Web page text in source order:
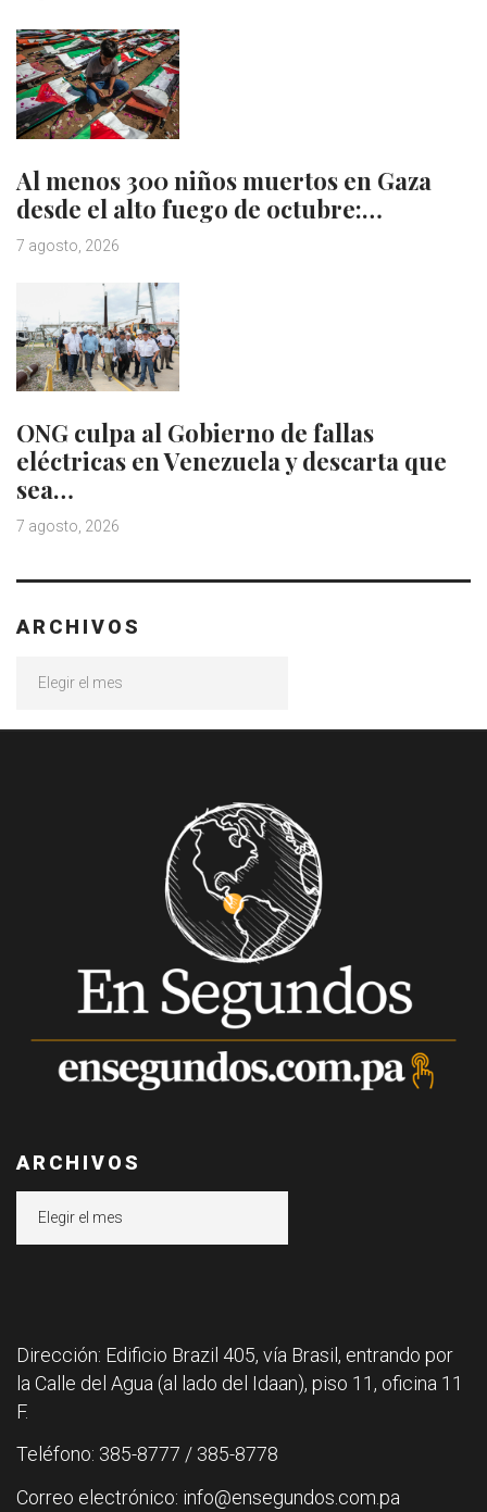
Al menos 300 niños muertos en Gaza
desde el alto fuego de octubre:…
7 agosto, 2026
ONG culpa al Gobierno de fallas
eléctricas en Venezuela y descarta que
sea…
7 agosto, 2026
ARCHIVOS
ARCHIVOS
Dirección: Edificio Brazil 405, vía Brasil, entrando por
la Calle del Agua (al lado del Idaan), piso 11, oficina 11
F.
Teléfono: 385-8777 / 385-8778
Correo electrónico: info@ensegundos.com.pa